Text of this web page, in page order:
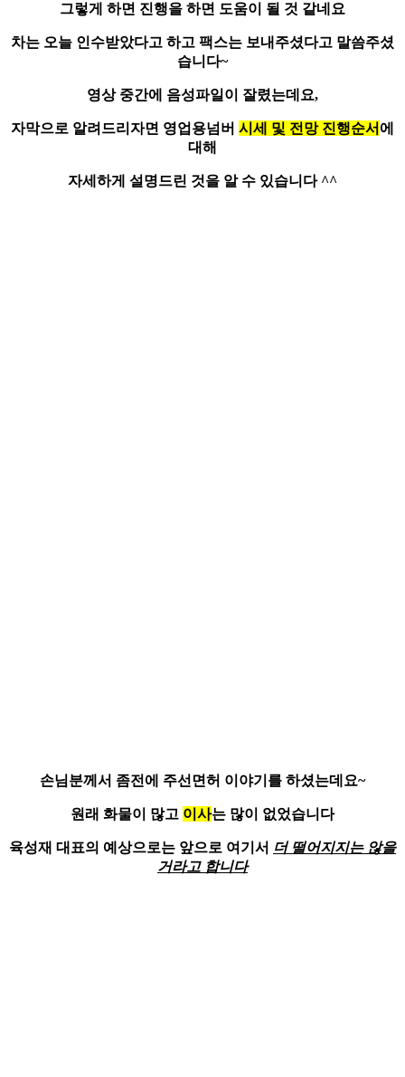
그렇게 하면 진행을 하면 도움이 될 것 같네요
차는 오늘 인수받았다고 하고 팩스는 보내주셨다고 말씀주셨
습니다~
영상 중간에 음성파일이 잘렸는데요,
자막으로 알려드리자면 영업용넘버 시세 및 전망 진행순서 에
대해
자세하게 설명드린 것을 알 수 있습니다 ^^
손님분께서 좀전에 주선면허 이야기 를 하셨는데요~
원래 화물이 많고 이사는 많이 없었습니다
육성재 대표의 예상으로는 앞으로 여기서 더 떨어지지는 않을
거라고 합니다